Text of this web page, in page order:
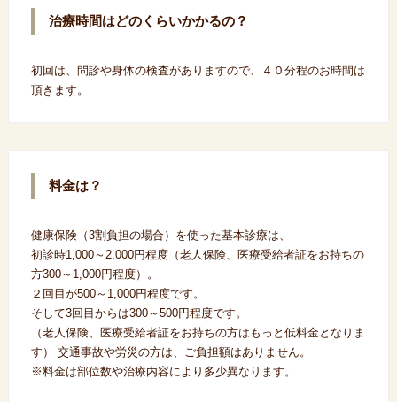
治療時間はどのくらいかかるの？
初回は、問診や身体の検査がありますので、４０分程のお時間は
頂きます。
料金は？
健康保険（3割負担の場合）を使った基本診療は、
初診時1,000～2,000円程度（老人保険、医療受給者証をお持ちの
方300～1,000円程度）。
２回目が500～1,000円程度です。
そして3回目からは300～500円程度です。
（老人保険、医療受給者証をお持ちの方はもっと低料金となりま
す） 交通事故や労災の方は、ご負担額はありません。
※料金は部位数や治療内容により多少異なります。